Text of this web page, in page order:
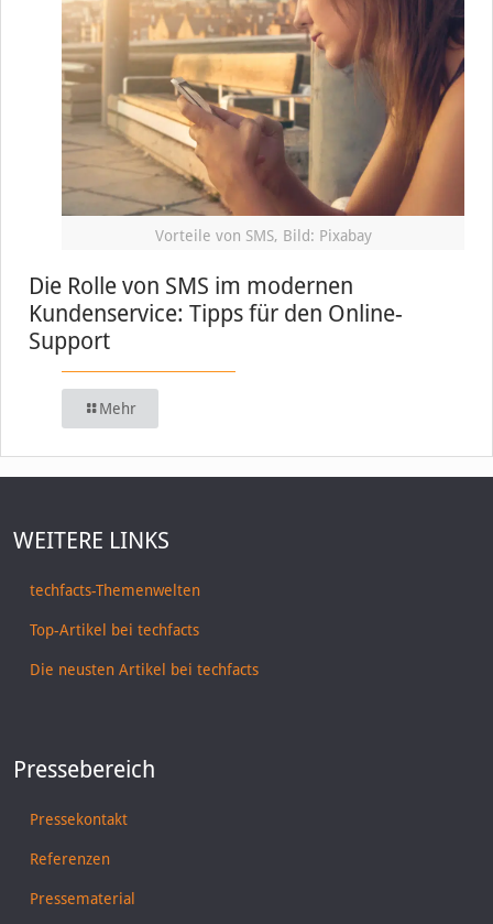
Vorteile von SMS, Bild: Pixabay
Die Rolle von SMS im modernen
Kundenservice: Tipps für den Online-
Support
Mehr
WEITERE LINKS
techfacts-Themenwelten
Top-Artikel bei techfacts
Die neusten Artikel bei techfacts
Pressebereich
Pressekontakt
Referenzen
Pressematerial